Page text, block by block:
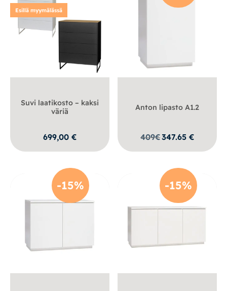
Esillä myymälässä
Suvi laatikosto – kaksi
väriä
699,00 €
Anton lipasto A1.2
409€347.65€
-15% -15%